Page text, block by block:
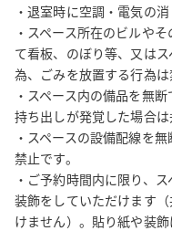
・退室時に空調・電気の
・スペース所在のビルや
て看板、のぼり等、又は
為、ごみを放置する行為は
・スペース内の備品を無
持ち出しが発覚した場合は
・スペースの設備配線を
禁止です。
・ご予約時間内に限り、
装飾をしていただけます
けません）。貼り紙や装